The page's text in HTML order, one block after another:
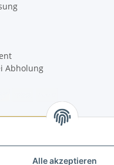
Alle akzeptieren
Abholung